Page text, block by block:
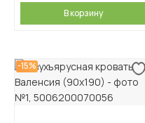
В корзину
-15%